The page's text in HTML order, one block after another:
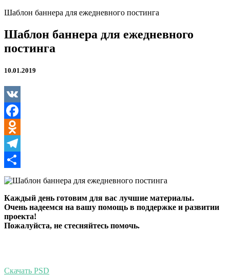
Шаблон баннера для ежедневного постинга
Шаблон баннера для ежедневного
постинга
10.01.2019
VK
Facebook
Odnoklassniki
Telegram
Отправить
Каждый день готовим для вас лучшие материалы.
Очень надеемся на вашу помощь в поддержке и развитии
проекта!
Пожалуйста, не стесняйтесь помочь.
Скачать PSD